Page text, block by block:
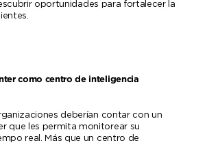
oportunidades para fortalecer la
como centro de inteligencia
deberían contar con un
que les permita monitorear su
real. Más que un centro de